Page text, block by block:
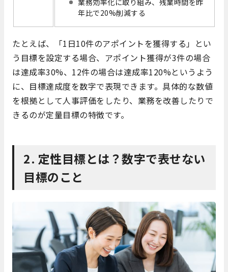
年比で20%削減する
たとえば、「1日10件のアポイントを獲得する」とい
う目標を設定する場合、アポイント獲得が3件の場合
は達成率30%、12件の場合は達成率120%というよう
に、目標達成度を数字で表現できます。具体的な数値
を根拠として人事評価をしたり、業務を改善したりで
きるのが定量目標の特徴です。
2. 定性目標とは？数字で表せない
目標のこと